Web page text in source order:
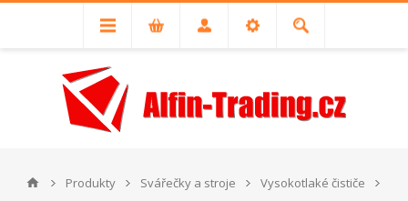
Produkty Svářečky a stroje
Vysokotlaké čističe